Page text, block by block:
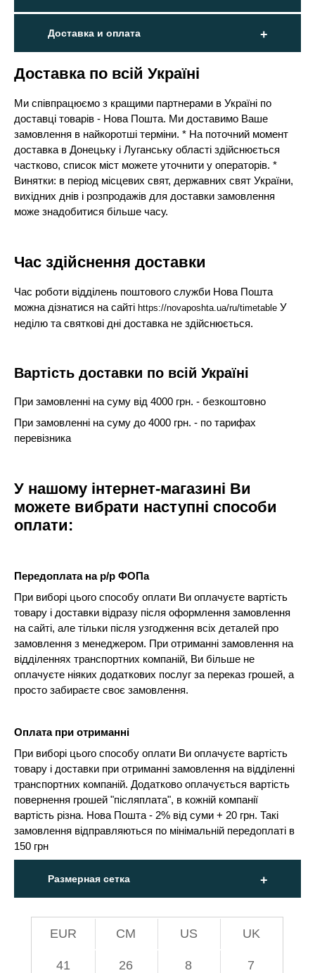
Доставка и оплата
Доставка по всій Україні
Ми співпрацюємо з кращими партнерами в Україні по
доставці товарів - Нова Пошта. Ми доставимо Ваше
замовлення в найкоротші терміни. * На поточний момент
доставка в Донецьку і Луганську області здійснюється
частково, список міст можете уточнити у операторів. *
Винятки: в період місцевих свят, державних свят України,
вихідних днів і розпродажів для доставки замовлення
може знадобитися більше часу.
Час здійснення доставки
Час роботи відділень поштового служби Нова Пошта
можна дізнатися на сайтіhttps://novaposhta.ua/ru/timetable У
неділю та святкові дні доставка не здійснюється.
Вартість доставки по всій Україні
При замовленні на суму від 4000 грн. - безкоштовно
При замовленні на суму до 4000 грн. - по тарифах
перевізника
У нашому інтернет-магазині Ви
можете вибрати наступні способи
оплати:
Передоплата на р/р ФОПа
При виборі цього способу оплати Ви оплачуєте вартість
товару і доставки відразу після оформлення замовлення
на сайті, але тільки після узгодження всіх деталей про
замовлення з менеджером. При отриманні замовлення на
відділеннях транспортних компаній, Ви більше не
оплачуєте ніяких додаткових послуг за переказ грошей, а
просто забираєте своє замовлення.
Оплата при отриманні
При виборі цього способу оплати Ви оплачуєте вартість
товару і доставки при отриманні замовлення на відділенні
транспортних компаній. Додатково оплачується вартість
повернення грошей "післяплата", в кожній компанії
вартість різна. Нова Пошта - 2% від суми + 20 грн. Такі
замовлення відправляються по мінімальній передоплаті в
150 грн
Размерная сетка
EUR СМ US UK
41 26 8 7